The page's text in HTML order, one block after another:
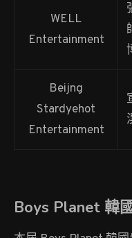
WELL
Entertainment
Beijng
Stardyehot
Entertainment
Boys Planet 韓